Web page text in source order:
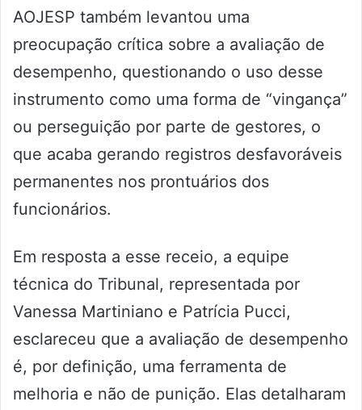
AOJESP também levantou uma
preocupação crítica sobre a avaliação de
desempenho, questionando o uso desse
instrumento como uma forma de “vingança”
ou perseguição por parte de gestores, o
que acaba gerando registros desfavoráveis
permanentes nos prontuários dos
funcionários.
Em resposta a esse receio, a equipe
técnica do Tribunal, representada por
Vanessa Martiniano e Patrícia Pucci,
esclareceu que a avaliação de desempenho
é, por definição, uma ferramenta de
melhoria e não de punição. Elas detalharam